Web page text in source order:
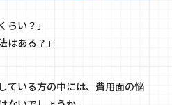
らい？」
はある？」
ている方の中には、費用面の悩